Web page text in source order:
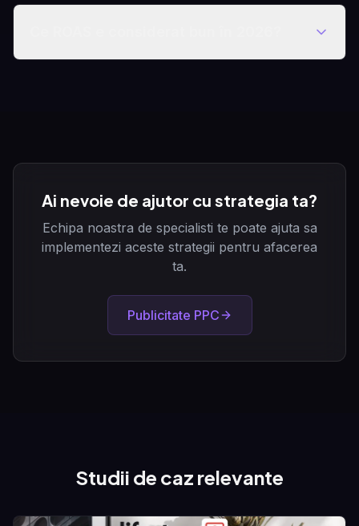
Ai nevoie de ajutor cu strategia ta?
Echipa noastra de specialisti te poate ajuta sa
implementezi aceste strategii pentru afacerea
ta.
Publicitate PPC
Studii de caz relevante